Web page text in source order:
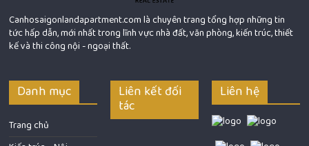
Canhosaigonlandapartment.com là chuyên trang tổng hợp những tin
tức hấp dẫn, mới nhất trong lĩnh vực nhà đất, văn phòng, kiến trúc, thiết
kế và thi công nội - ngoại thất.
Danh mục
Trang chủ
Liên kết đối
tác
Liên hệ